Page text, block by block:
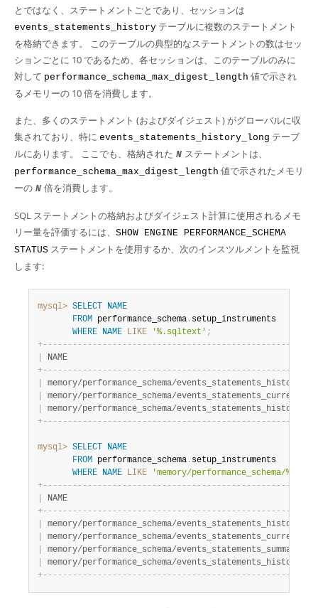
とではなく、ステートメントごとであり、セッションは
events_statements_history テーブルに複数のステートメント
を格納できます。 このテーブルの典型的なステートメントの数はセッ
ションごとに 10 であるため、各セッションは、このテーブルのみに
対して performance_schema_max_digest_length 値で示され
るメモリーの 10 倍を消費します。
また、多くのステートメント (およびダイジェスト) がグローバルに収
集されており、特に events_statements_history_long テーブ
ルにあります。 ここでも、格納された N ステートメントは、
performance_schema_max_digest_length 値で示されたメモリ
ーの N 倍を消費します。
SQL ステートメントの格納およびダイジェスト計算に使用されるメモ
リー量を評価するには、 SHOW ENGINE PERFORMANCE_SCHEMA
STATUS ステートメントを使用するか、次のインスツルメントを監視
します:
mysql> SELECT
NAME
FROM performance_schema . setup_instruments
WHERE NAME LIKE '%.sqltext' ;
+- - - - - - - - - - - - - - - - - - - - - - - - - - - - - - - - - - - - - - - - - - - - - - - - - -
+- - - - - - - - - - - - - - - - - - - - - - - - - - - - - - - - - - - - - - - - - - - - - - - - - -
memory/performance_schema/
memory/performance_schema/
memory/performance_schema/
+- - - - - - - - - - - - - - - - - - - - - - - - - - - - - - - - - - - - - - - - - - - - - - - - - -
mysql> SELECT
NAME
FROM performance_schema . setup_instruments
WHERE NAME LIKE
'memory/performance_schema/
+- - - - - - - - - - - - - - - - - - - - - - - - - - - - - - - - - - - - - - - - - - - - - - - - - -
+- - - - - - - - - - - - - - - - - - - - - - - - - - - - - - - - - - - - - - - - - - - - - - - - - -
memory/performance_schema/
memory/performance_schema/
memory/performance_schema/
memory/performance_schema/
+- - - - - - - - - - - - - - - - - - - - - - - - - - - - - - - - - - - - - - - - - - - - - - - - - -